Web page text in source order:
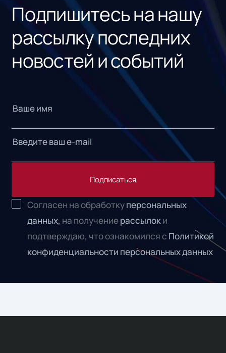
Подпишитесь на нашу
рассылку последних
новостей и событий
Подписаться
Согласен на обработкуперсональных
данных, на получениерассылоки
подтверждаю, что ознакомился с Политикой
конфиденциальности персональных данных